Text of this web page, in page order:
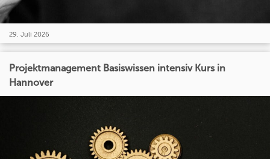
29. Juli 2026
Projektmanagement Basiswissen intensiv Kurs in
Hannover